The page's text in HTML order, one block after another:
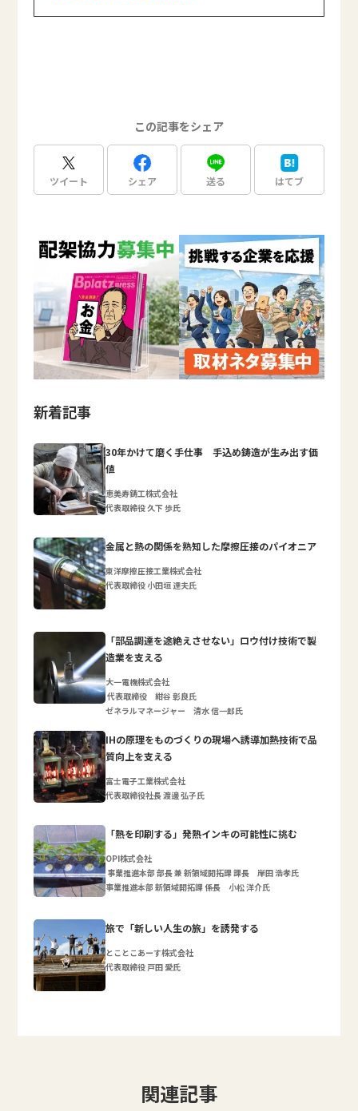
この記事をシェア
ツイート シェア 送る はてブ
新着記事
30年かけて磨く手仕事 手込め鋳造が生み出す価
値
恵美寿鋳工株式会社
代表取締役 久下 歩氏
金属と熱の関係を熟知した摩擦圧接のパイオニア
東洋摩擦圧接工業株式会社
代表取締役 小田垣 達夫氏
「部品調達を途絶えさせない」ロウ付け技術で製
造業を支える
大一電機株式会社
代表取締役 紺谷 彰良氏
ゼネラルマネージャー 清水 信一郎氏
IHの原理をものづくりの現場へ誘導加熱技術で品
質向上を支える
富士電子工業株式会社
代表取締役社長 渡邊 弘子氏
「熱を印刷する」発熱インキの可能性に挑む
OPI株式会社
事業推進本部 部長 兼 新領域開拓課 課長 岸田 浩孝氏
事業推進本部 新領域開拓課 係長 小松 洋介氏
旅で「新しい人生の旅」を誘発する
とことこあーす株式会社
代表取締役 戸田 愛氏
関連記事